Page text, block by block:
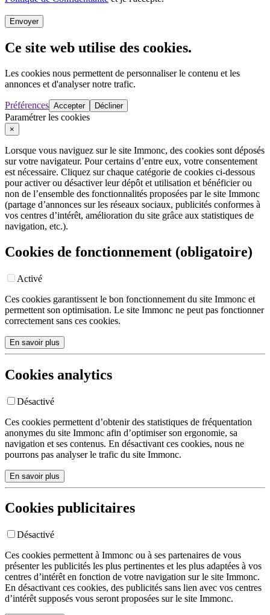
Envoyer
Ce site web utilise des cookies.
Les cookies nous permettent de personnaliser le contenu et les
annonces et d'analyser notre trafic.
Préférences Accepter Décliner
Paramétrer les cookies
×
Lorsque vous naviguez sur le site Immonc, des cookies sont déposés
sur votre navigateur. Pour certains d’entre eux, votre consentement
est nécessaire. Cliquez sur chaque catégorie de cookies ci-dessous
pour activer ou désactiver leur dépôt et utilisation et bénéficier ou
non de l’ensemble des fonctionnalités proposées par le site Immonc
(partage d’annonces sur les réseaux sociaux, publicités conformes à
vos centres d’intérêt, amélioration du site grâce aux statistiques de
navigation, etc.).
Cookies de fonctionnement (obligatoire)
Activé
Ces cookies garantissent le bon fonctionnement du site Immonc et
permettent son optimisation. Le site Immonc ne peut pas fonctionner
correctement sans ces cookies.
En savoir plus
Cookies analytics
Désactivé
Ces cookies permettent d’obtenir des statistiques de fréquentation
anonymes du site Immonc afin d’optimiser son ergonomie, sa
navigation et ses contenus. En désactivant ces cookies, nous ne
pourrons pas analyser le trafic du site Immonc.
En savoir plus
Cookies publicitaires
Désactivé
Ces cookies permettent à Immonc ou à ses partenaires de vous
présenter les publicités les plus pertinentes et les plus adaptées à vos
centres d’intérêt en fonction de votre navigation sur le site Immonc.
En désactivant ces cookies, des publicités sans lien avec vos centres
d’intérêt supposés vous seront proposées sur le site Immonc.